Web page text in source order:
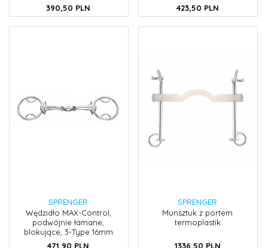
390,50 PLN
423,50 PLN
SPRENGER
Wędzidło MAX-Control,
podwójnie łamane,
blokujące, 3-Type 16mm
471,90 PLN
SPRENGER
Munsztuk z portem
termoplastik
1336,50 PLN